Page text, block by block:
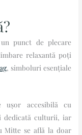
punct de plecare
relaxantă poți
, simboluri esențiale
ușor accesibilă cu
dedicată culturii, iar
Mitte se află la doar